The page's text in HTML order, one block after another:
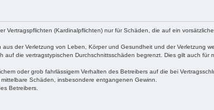
(Kardinalpflichten) nur für Schäden, die auf ein
der Verletzung von Leben, Körper und Gesundheit und der Verletzung
die vertragstypischen Durchschnittsschäden begrenzt. Dies gilt auch für
oder grob fahrlässigem Verhalten des Betreibers auf die bei
Schäden, insbesondere entgangenen Gewinn.
Betreibers.